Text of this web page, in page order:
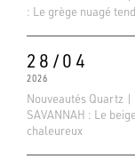
: Le grège nuagé
28/04
2026
Nouveautés Quartz |
SAVANNAH : Le beige
chaleureux